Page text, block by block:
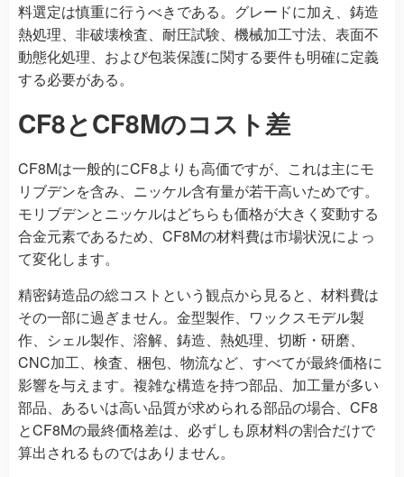
料選定は慎重に行うべきである。グレードに加え、鋳造
熱処理、非破壊検査、耐圧試験、機械加工寸法、表面不
動態化処理、および包装保護に関する要件も明確に定義
する必要がある。
CF8とCF8Mのコスト差
CF8Mは一般的にCF8よりも高価ですが、これは主にモ
リブデンを含み、ニッケル含有量が若干高いためです。
モリブデンとニッケルはどちらも価格が大きく変動する
合金元素であるため、CF8Mの材料費は市場状況によっ
て変化します。
精密鋳造品の総コストという観点から見ると、材料費は
その一部に過ぎません。金型製作、ワックスモデル製
作、シェル製作、溶解、鋳造、熱処理、切断・研磨、
CNC加工、検査、梱包、物流など、すべてが最終価格に
影響を与えます。複雑な構造を持つ部品、加工量が多い
部品、あるいは高い品質が求められる部品の場合、CF8
とCF8Mの最終価格差は、必ずしも原材料の割合だけで
算出されるものではありません。